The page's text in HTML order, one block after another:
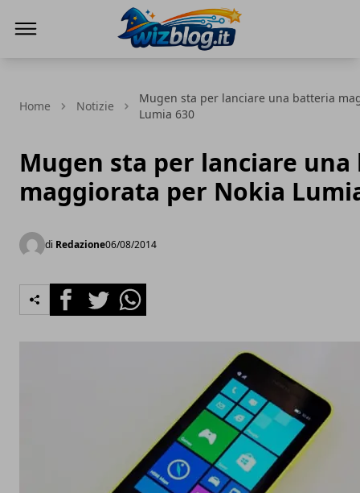
Home Notizie
Mugen sta per lanciare una batteria
Lumia 630
Mugen sta per lanciare
maggiorata per Nokia
di Redazione06/08/2014
FacebookTwitterWhatsapp